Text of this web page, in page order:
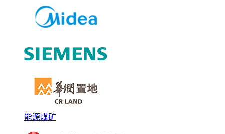
能源煤矿